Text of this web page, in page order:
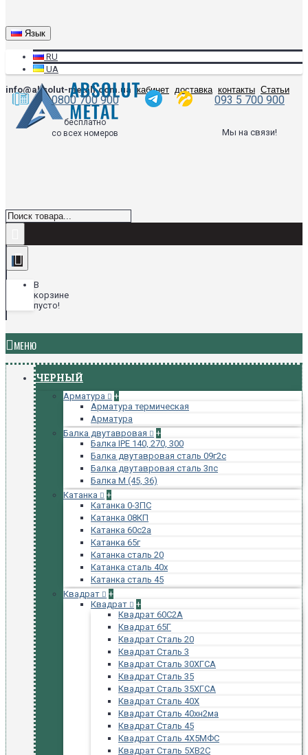
Язык
RU
UA
info@absolut-metall.com.ua
кабинет доставка контакты Статьи
0800 700 900 093 5 700 900
бесплатно
со всех номеров
Мы на связи!
В
корзине
пусто!
МЕНЮ
ЧЕРНЫЙ
Арматура
+
Арматура термическая
Арматура
Балка двутавровая
+
Балка IPE 140, 270, 300
Балка двутавровая сталь 09г2с
Балка двутавровая сталь 3пс
Балка М (45, 36)
Катанка
+
Катанка 0-3ПС
Катанка 08КП
Катанка 60с2а
Катанка 65г
Катанка сталь 20
Катанка сталь 40х
Катанка сталь 45
Квадрат
+
Квадрат
+
Квадрат 60С2А
Квадрат 65Г
Квадрат Сталь 20
Квадрат Сталь 3
Квадрат Сталь 30ХГСА
Квадрат Сталь 35
Квадрат Сталь 35ХГСА
Квадрат Сталь 40Х
Квадрат Сталь 40хн2ма
Квадрат Сталь 45
Квадрат Сталь 4Х5МФС
Квадрат Сталь 5ХВ2С